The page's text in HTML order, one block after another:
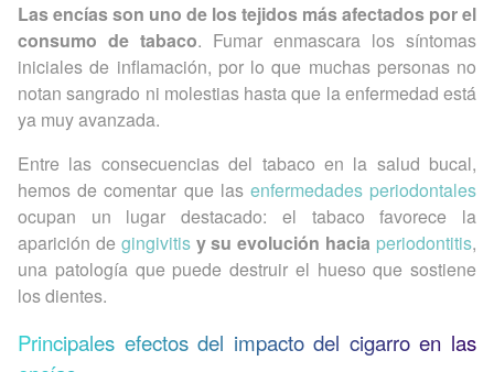
Las encías son uno de los tejidos más afectados por el
consumo de tabaco. Fumar enmascara los síntomas
iniciales de inflamación, por lo que muchas personas no
notan sangrado ni molestias hasta que la enfermedad está
ya muy avanzada.
Entre las consecuencias del tabaco en la salud bucal,
hemos de comentar que las enfermedades periodontales
ocupan un lugar destacado: el tabaco favorece la
aparición de gingivitis y su evolución hacia periodontitis,
una patología que puede destruir el hueso que sostiene
los dientes.
Principales efectos del impacto del cigarro en las